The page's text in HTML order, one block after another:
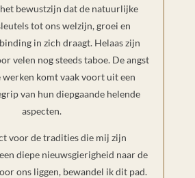
bewustzijn dat de natuurlijke
tot ons welzijn, groei en
in zich draagt. Helaas zijn
velen nog steeds taboe. De angst
werken komt vaak voort uit een
van hun diepgaande helende
aspecten.
voor de tradities die mij zijn
diepe nieuwsgierigheid naar de
ons liggen, bewandel ik dit pad.